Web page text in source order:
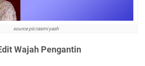
source pic:rasmi yash
Wajah Pengantin